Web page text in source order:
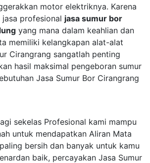
motor elektriknya. Karena
profesional jasa sumur bor
yang mana dalam keahlian dan
memiliki kelangkapan alat-alat
Cirangrang sangatlah penting
hasil maksimal pengeboran sumur
Jasa Sumur Bor Cirangrang
sekelas Profesional kami mampu
untuk mendapatkan Aliran Mata
bersih dan banyak untuk kamu
baik, percayakan Jasa Sumur